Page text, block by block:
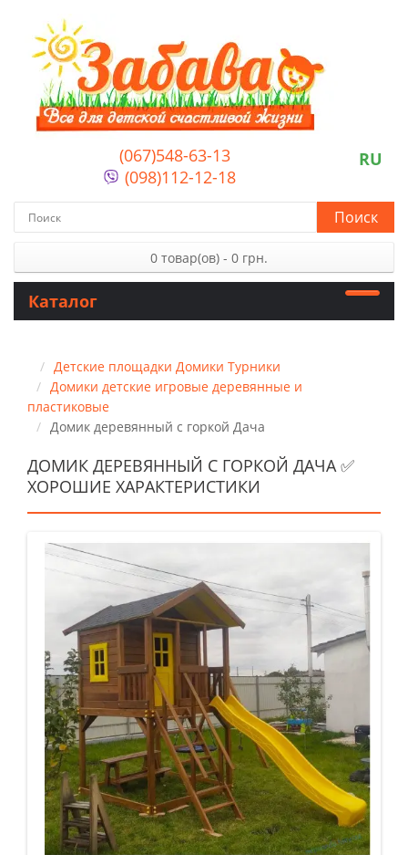
(067)548-63-13
(098)112-12-18
RU
Поиск
0 товар(ов) - 0 грн.
Каталог
Детские площадки Домики Турники
Домики детские игровые деревянные и
пластиковые
Домик деревянный с горкой Дача
ДОМИК ДЕРЕВЯННЫЙ С ГОРКОЙ ДАЧА ✅
ХОРОШИЕ ХАРАКТЕРИСТИКИ